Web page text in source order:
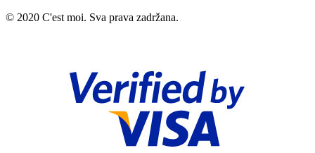
© 2020 C'est moi. Sva prava zadržana.